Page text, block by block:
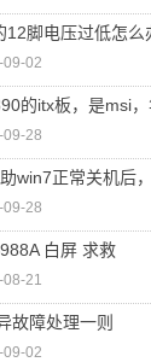
12脚电压过低怎么
02
的itx板，是msi，
28
win7正常关机后
28
白屏 求救
21
故障处理一则
02